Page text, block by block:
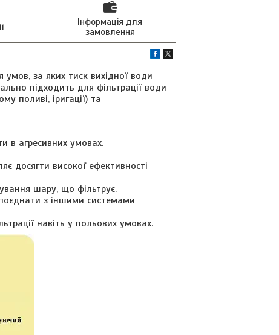
Інформація для
замовлення
за яких тиск вихідної води
підходить для фільтрації води
поливі, іригації) та
в агресивних умовах.
досягти високої ефективності
шару, що фільтрує.
з іншими системами
навіть у польових умовах.